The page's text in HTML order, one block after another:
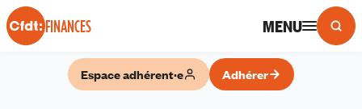
Panneau de gestion des cookies
FINANCES MENU
Espace adhérent·e Adhérer